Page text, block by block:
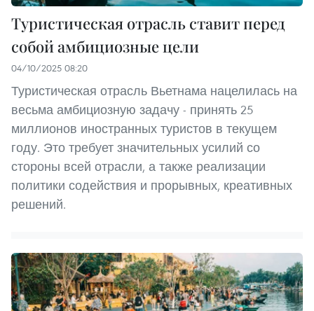
Туристическая отрасль ставит перед
собой амбициозные цели
04/10/2025 08:20
Туристическая отрасль Вьетнама нацелилась на
весьма амбициозную задачу - принять 25
миллионов иностранных туристов в текущем
году. Это требует значительных усилий со
стороны всей отрасли, а также реализации
политики содействия и прорывных, креативных
решений.